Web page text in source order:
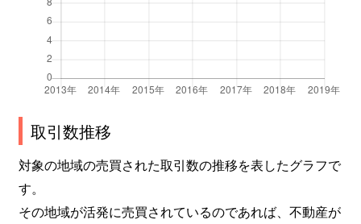
取引数推移
対象の地域の売買された取引数の推移を表したグラフで
す。
その地域が活発に売買されているのであれば、不動産が